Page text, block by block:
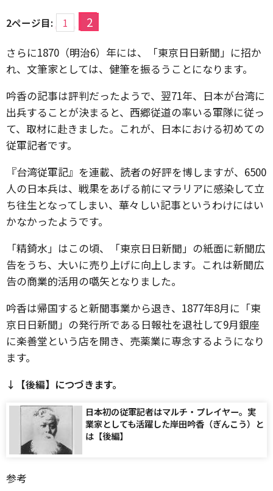
2ページ目: 1 2
さらに1870（明治6）年には、「東京日日新聞」に招か
れ、文筆家としては、健筆を振るうことになります。
吟香の記事は評判だったようで、翌71年、日本が台湾に
出兵することが決まると、西郷従道の率いる軍隊に従っ
て、取材に赴きました。これが、日本における初めての
従軍記者です。
『台湾従軍記』を連載、読者の好評を博しますが、6500
人の日本兵は、戦果をあげる前にマラリアに感染して立
ち往生となってしまい、華々しい記事というわけにはい
かなかったようです。
「精錡水」はこの頃、「東京日日新聞」の紙面に新聞広
告をうち、大いに売り上げに向上します。これは新聞広
告の商業的活用の嚆矢となりました。
吟香は帰国すると新聞事業から退き、1877年8月に「東
京日日新聞」の発行所である日報社を退社して9月銀座
に楽善堂という店を開き、売薬業に専念するようになり
ます。
↓【後編】につづきます。
日本初の従軍記者はマルチ・プレイヤー。実
業家としても活躍した岸田吟香（ぎんこう）と
は【後編】
参考